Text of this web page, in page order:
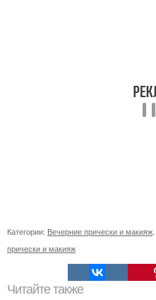
Категории: Вечерние прически и макияж,
прически и макияж
Читайте также